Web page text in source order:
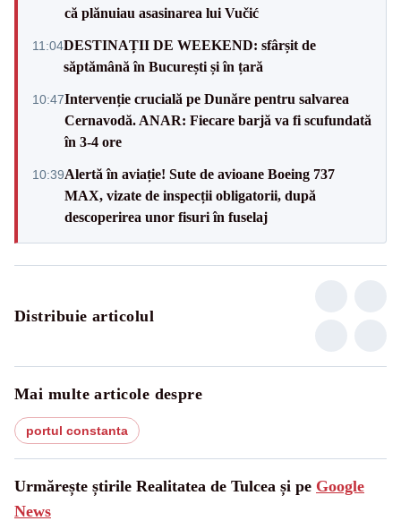
că plănuiau asasinarea lui Vučić
11:04DESTINAȚII DE WEEKEND: sfârșit de
săptămână în București și în țară
10:47Intervenție crucială pe Dunăre pentru salvarea
Cernavodă. ANAR: Fiecare barjă va fi scufundată
în 3-4 ore
10:39Alertă în aviație! Sute de avioane Boeing 737
MAX, vizate de inspecții obligatorii, după
descoperirea unor fisuri în fuselaj
Distribuie articolul
Mai multe articole despre
portul constanta
Urmărește știrile Realitatea de Tulcea și pe Google
News